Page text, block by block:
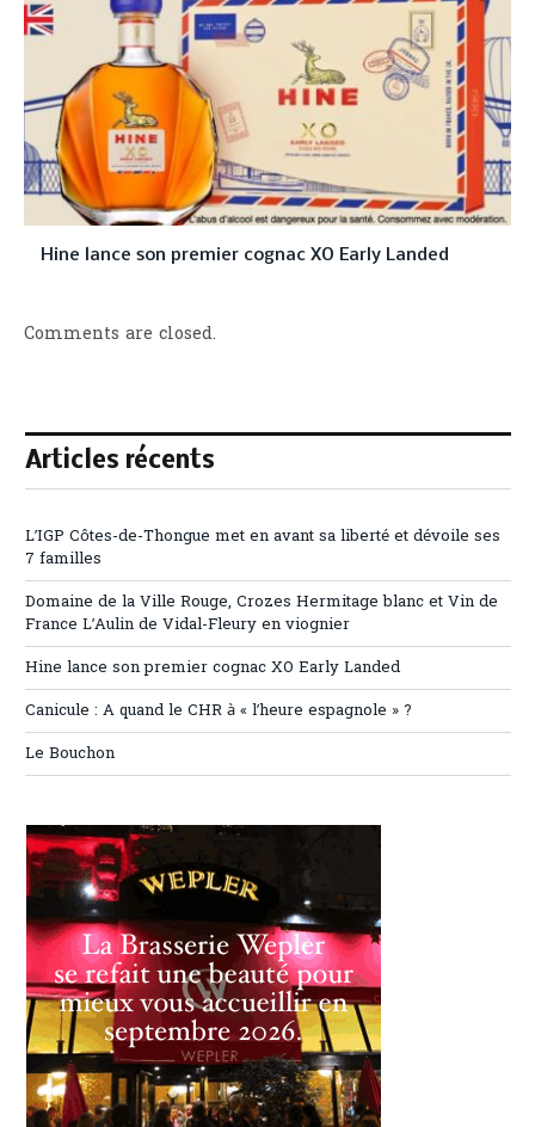
Hine lance son premier cognac XO Early Landed
Comments are closed.
Articles récents
L’IGP Côtes-de-Thongue met en avant sa liberté et dévoile ses
7 familles
Domaine de la Ville Rouge, Crozes Hermitage blanc et Vin de
France L’Aulin de Vidal-Fleury en viognier
Hine lance son premier cognac XO Early Landed
Canicule : A quand le CHR à « l’heure espagnole » ?
Le Bouchon